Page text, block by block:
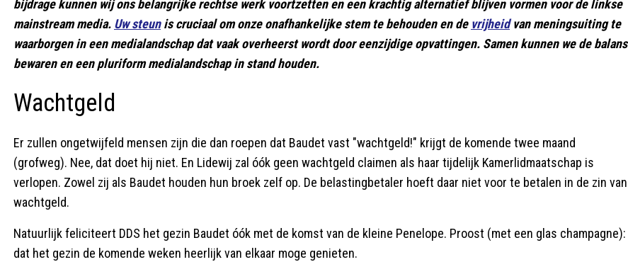
bijdrage kunnen wij ons belangrijke rechtse werk voortzetten en een krachtig alternatief blijven vormen voor de linkse
mainstream media. Uw steunis cruciaal om onze onafhankelijke stem te behouden en de vrijheidvan meningsuiting te
waarborgen in een medialandschap dat vaak overheerst wordt door eenzijdige opvattingen. Samen kunnen we de balans
bewaren en een pluriform medialandschap in stand houden.
Wachtgeld
Er zullen ongetwijfeld mensen zijn die dan roepen dat Baudet vast "wachtgeld!" krijgt de komende twee maand
(grofweg). Nee, dat doet hij niet. En Lidewij zal óók geen wachtgeld claimen als haar tijdelijk Kamerlidmaatschap is
verlopen. Zowel zij als Baudet houden hun broek zelf op. De belastingbetaler hoeft daar niet voor te betalen in de zin van
wachtgeld.
Natuurlijk feliciteert DDS het gezin Baudet óók met de komst van de kleine Penelope. Proost (met een glas champagne):
dat het gezin de komende weken heerlijk van elkaar moge genieten.